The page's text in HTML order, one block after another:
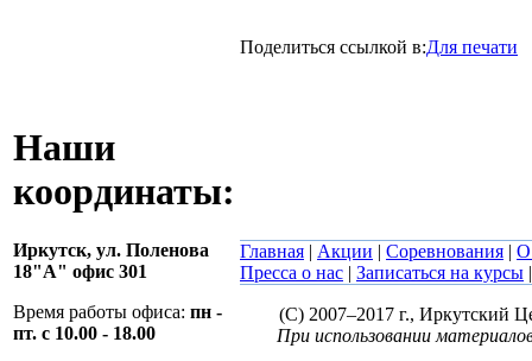
Поделиться ссылкой в:Для печати
Наши
координаты:
Иркутск, ул. Поленова
18"А" офис 301
Время работы офиса: пн -
пт. с 10.00 - 18.00
Главная | Акции | Соревнования | О
Пресса о нас | Записаться на курсы
(C) 2007–2017 г., Иркутский
При использовании